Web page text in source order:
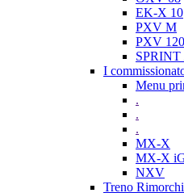
EK-X 10
PXV M
PXV
SPRINT
I
Menu
.
.
.
MX-X
MX-X
NXV
Treno